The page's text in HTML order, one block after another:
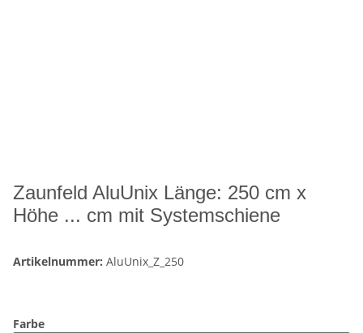
Zaunfeld AluUnix Länge: 250 cm x
Höhe ... cm mit Systemschiene
Artikelnummer: AluUnix_Z_250
Farbe